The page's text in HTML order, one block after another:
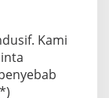
Kami